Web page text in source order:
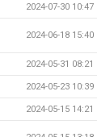
2024-07-30 10:47
2024-06-18 15:40
2024-05-31 08:21
2024-05-23 10:39
2024-05-15 14:21